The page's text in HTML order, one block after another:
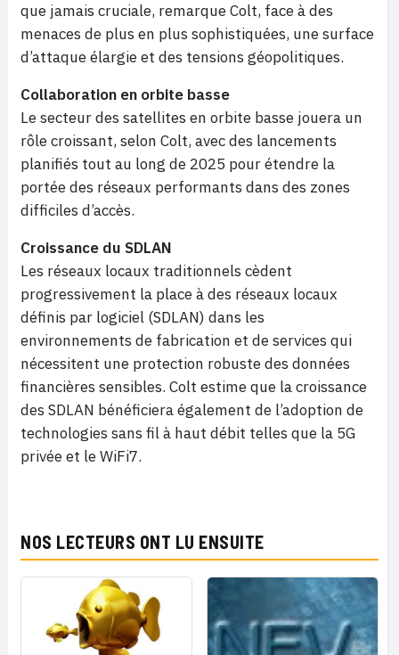
que jamais cruciale, remarque Colt, face à des
menaces de plus en plus sophistiquées, une surface
d’attaque élargie et des tensions géopolitiques.
Collaboration en orbite basse
Le secteur des satellites en orbite basse jouera un
rôle croissant, selon Colt, avec des lancements
planifiés tout au long de 2025 pour étendre la
portée des réseaux performants dans des zones
difficiles d’accès.
Croissance du SDLAN
Les réseaux locaux traditionnels cèdent
progressivement la place à des réseaux locaux
définis par logiciel (SDLAN) dans les
environnements de fabrication et de services qui
nécessitent une protection robuste des données
financières sensibles. Colt estime que la croissance
des SDLAN bénéficiera également de l’adoption de
technologies sans fil à haut débit telles que la 5G
privée et le WiFi7.
NOS LECTEURS ONT LU ENSUITE